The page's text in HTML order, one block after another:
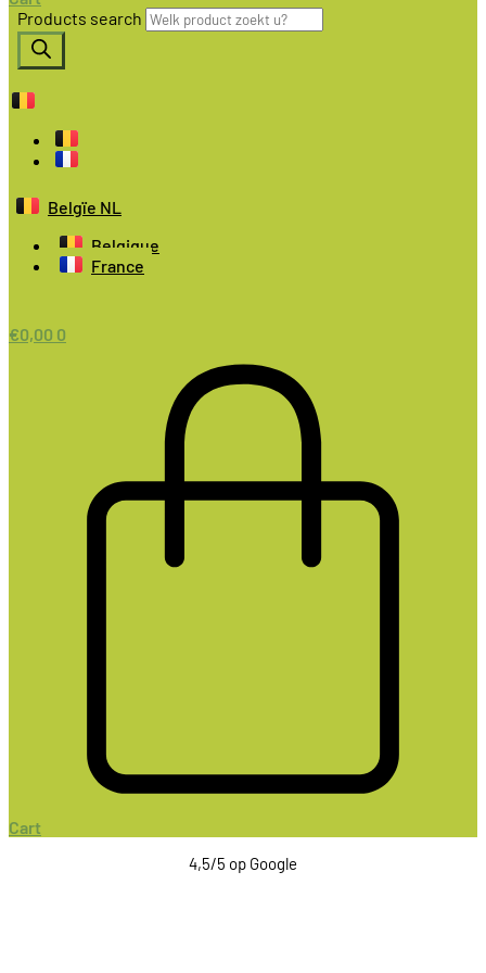
Products search
Belgïe NL
Belgique
France
€0,00 0
Cart
4,5/5 op Google